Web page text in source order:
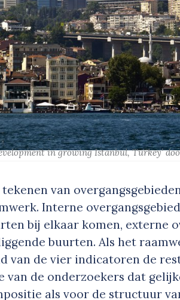
in growing Istanbul, Turkey’
tekenen van
Interne
bij elkaar komen, externe
buurten. Als het
van de vier indicatoren de
van de onderzoekers dat
als voor de structuur